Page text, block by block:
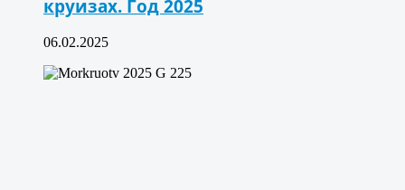
круизах. Год 2025
06.02.2025